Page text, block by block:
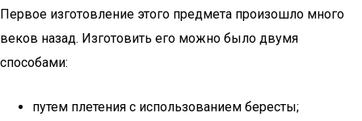
Первое изготовление этого предмета произошло много
веков назад. Изготовить его можно было двумя
способами:
путем плетения с использованием бересты;